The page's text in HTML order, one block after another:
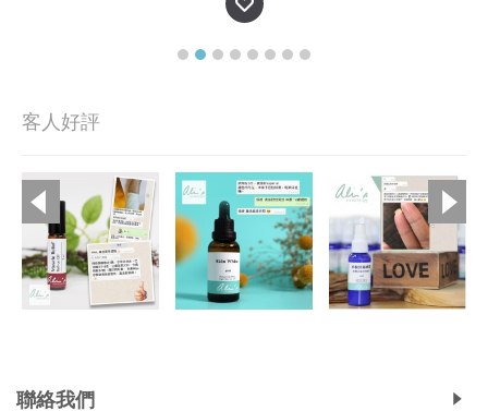
客人好評
聯絡我們